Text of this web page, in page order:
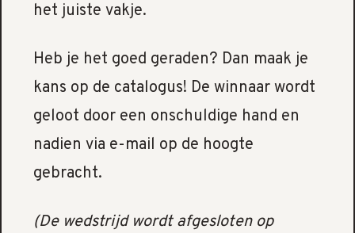
het juiste vakje.
Heb je het goed geraden? Dan maak je
kans op de catalogus! De winnaar wordt
geloot door een onschuldige hand en
nadien via e-mail op de hoogte
gebracht.
(De wedstrijd wordt afgesloten op